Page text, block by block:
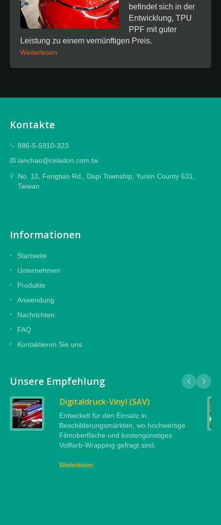
befindet sich in der
Entwicklung, TPU
PPF mit guter
Leistung zu einem vernünftigen Preis.
Weiterlesen
Kontakte
886-5-5910-323
ianchao@celadon.com.tw
No. 10, Fengtian Rd., Dapi Township, Yunlin County 631,
Taiwan
Informationen
Startseite
Unternehmen
Produkte
Anwendung
Nachrichten
FAQ
Kontaktieren Sie uns
Unsere Empfehlung
Digitaldruck-Vinyl (SAV)
Entwickelt für den Einsatz in
Beschilderungsmärkten, wo hochwertige
Filmoberfläche und kostengünstiges
Vollfarb-Wrapping gefragt sind.
Weiterlesen